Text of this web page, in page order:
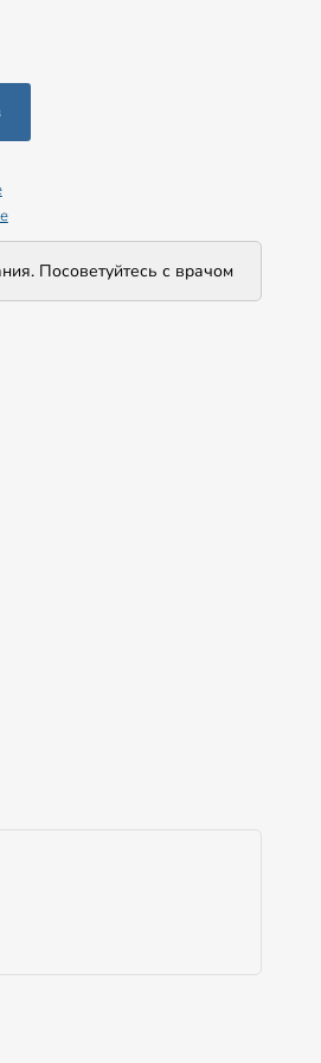
Посоветуйтесь с врачом